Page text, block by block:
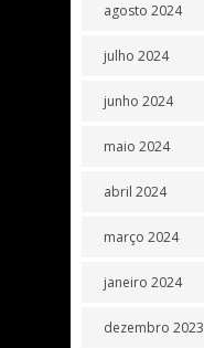
agosto 2024
julho 2024
junho 2024
maio 2024
abril 2024
março 2024
janeiro 2024
dezembro 2023